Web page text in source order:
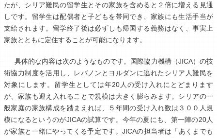
たが、シリア難民の留学生とその家族を含めると２倍に増える見通
しです。留学生は配偶者と子どもを帯同でき、家族にも生活手当が
支給されます。留学終了後は必ずしも帰国する義務はなく、事実上
家族とともに定住することが可能になります。
具体的な内容は次のようなものです。国際協力機構（JICA）の技
術協力制度を活用し、レバノンとヨルダンに逃れたシリア人難民を
対象にします。留学生としては年20人の受け入れにとどまります
が、家族も迎え入れることで規模は大きく膨らみます。シリアの一
般家庭の家族構成を踏まえれば、５年間の受け入れ数は３００人規
模になるというのがJICAの試算です。今年の夏にも、第一陣の20人
が家族と一緒にやってくる予定です。JICAの担当者は「あくまでも